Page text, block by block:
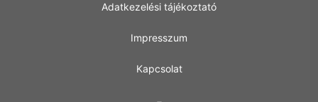
Adatkezelési tájékoztató
Impresszum
Kapcsolat